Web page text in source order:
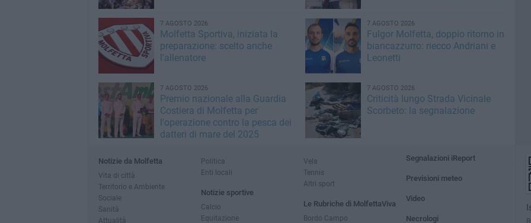
7 AGOSTO 2026
Molfetta Sportiva, iniziata la
preparazione: scelto anche
l'allenatore
7 AGOSTO 2026
Fulgor Molfetta, doppio ritorno in
biancazzurro: riecco Andriani e
Leonetti
7 AGOSTO 2026
Premio nazionale alla Guardia
Costiera di Molfetta per
l'operazione contro la pesca dei
datteri di mare del 2025
7 AGOSTO 2026
Criticità lungo Strada Vicinale
Scorbeto: la segnalazione
Notizie da Molfetta
Vita di città
Territorio e Ambiente
Sociale
Sanità
Attualità
Politica
Enti locali
Notizie sportive
Calcio
Equitazione
Vela
Tennis
Altri sport
Le Rubriche di MolfettaViva
Bordo Campo
Segnalazioni iReport
Previsioni meteo
Video
Necrologi